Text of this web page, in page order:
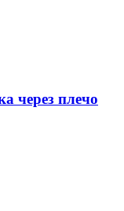
через плечо